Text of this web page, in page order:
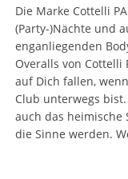
Die Marke Cottelli
(Party-)Nächte und
enganliegenden
Overalls von Cottelli
auf Dich fallen,
Club unterwegs
auch das heimische
die Sinne werden.